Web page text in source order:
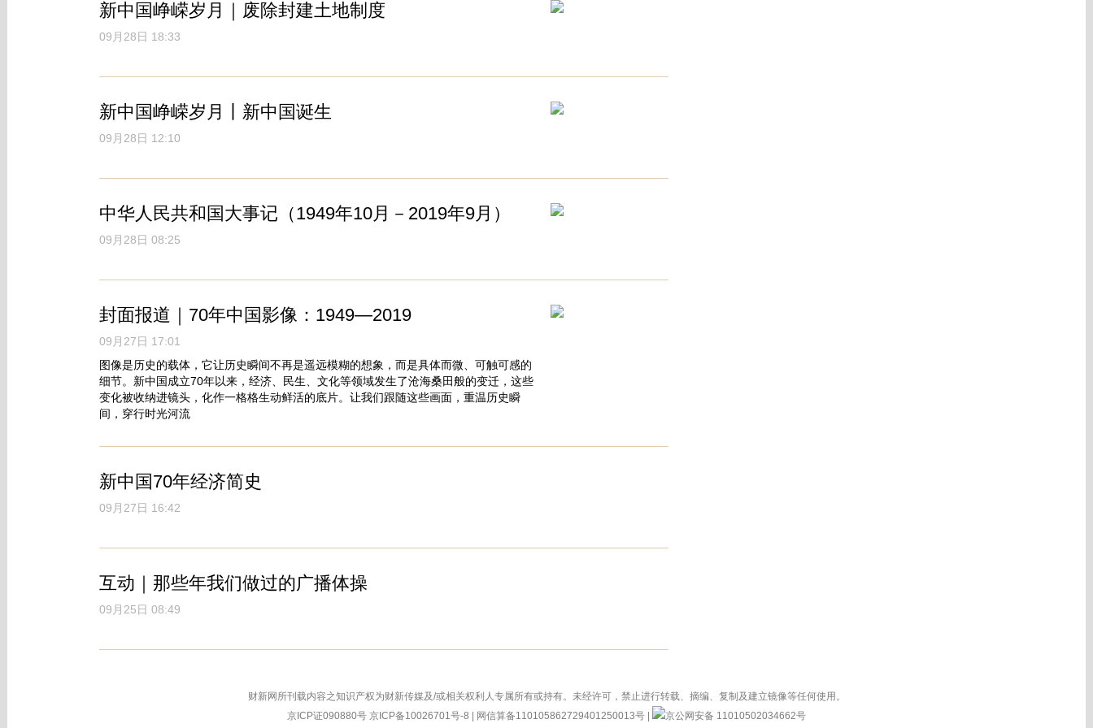
新中国峥嵘岁月｜废除封建土地制度
09月28日 18:33
新中国峥嵘岁月丨新中国诞生
09月28日 12:10
中华人民共和国大事记（1949年10月－2019年9月）
09月28日 08:25
封面报道｜70年中国影像：1949—2019
09月27日 17:01
图像是历史的载体，它让历史瞬间不再是遥远模糊的想象，而是具体而微、可触可感的
细节。新中国成立70年以来，经济、民生、文化等领域发生了沧海桑田般的变迁，这些
变化被收纳进镜头，化作一格格生动鲜活的底片。让我们跟随这些画面，重温历史瞬
间，穿行时光河流
新中国70年经济简史
09月27日 16:42
互动｜那些年我们做过的广播体操
09月25日 08:49
财新网所刊载内容之知识产权为财新传媒及/或相关权利人专属所有或持有。未经许可，禁止进行转载、摘编、复制及建立镜像等任何使用。
京ICP证090880号 京ICP备10026701号-8 网信算备110105862729401250013号 京公网安备 11010502034662号